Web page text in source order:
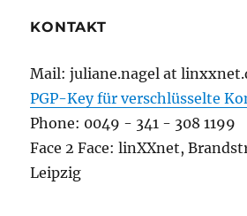
KONTAKT
Mail: juliane.nagel at
PGP-Key für verschlüsselte
Phone: 0049 - 341 - 308 1199
Face 2 Face: linXXnet,
Leipzig